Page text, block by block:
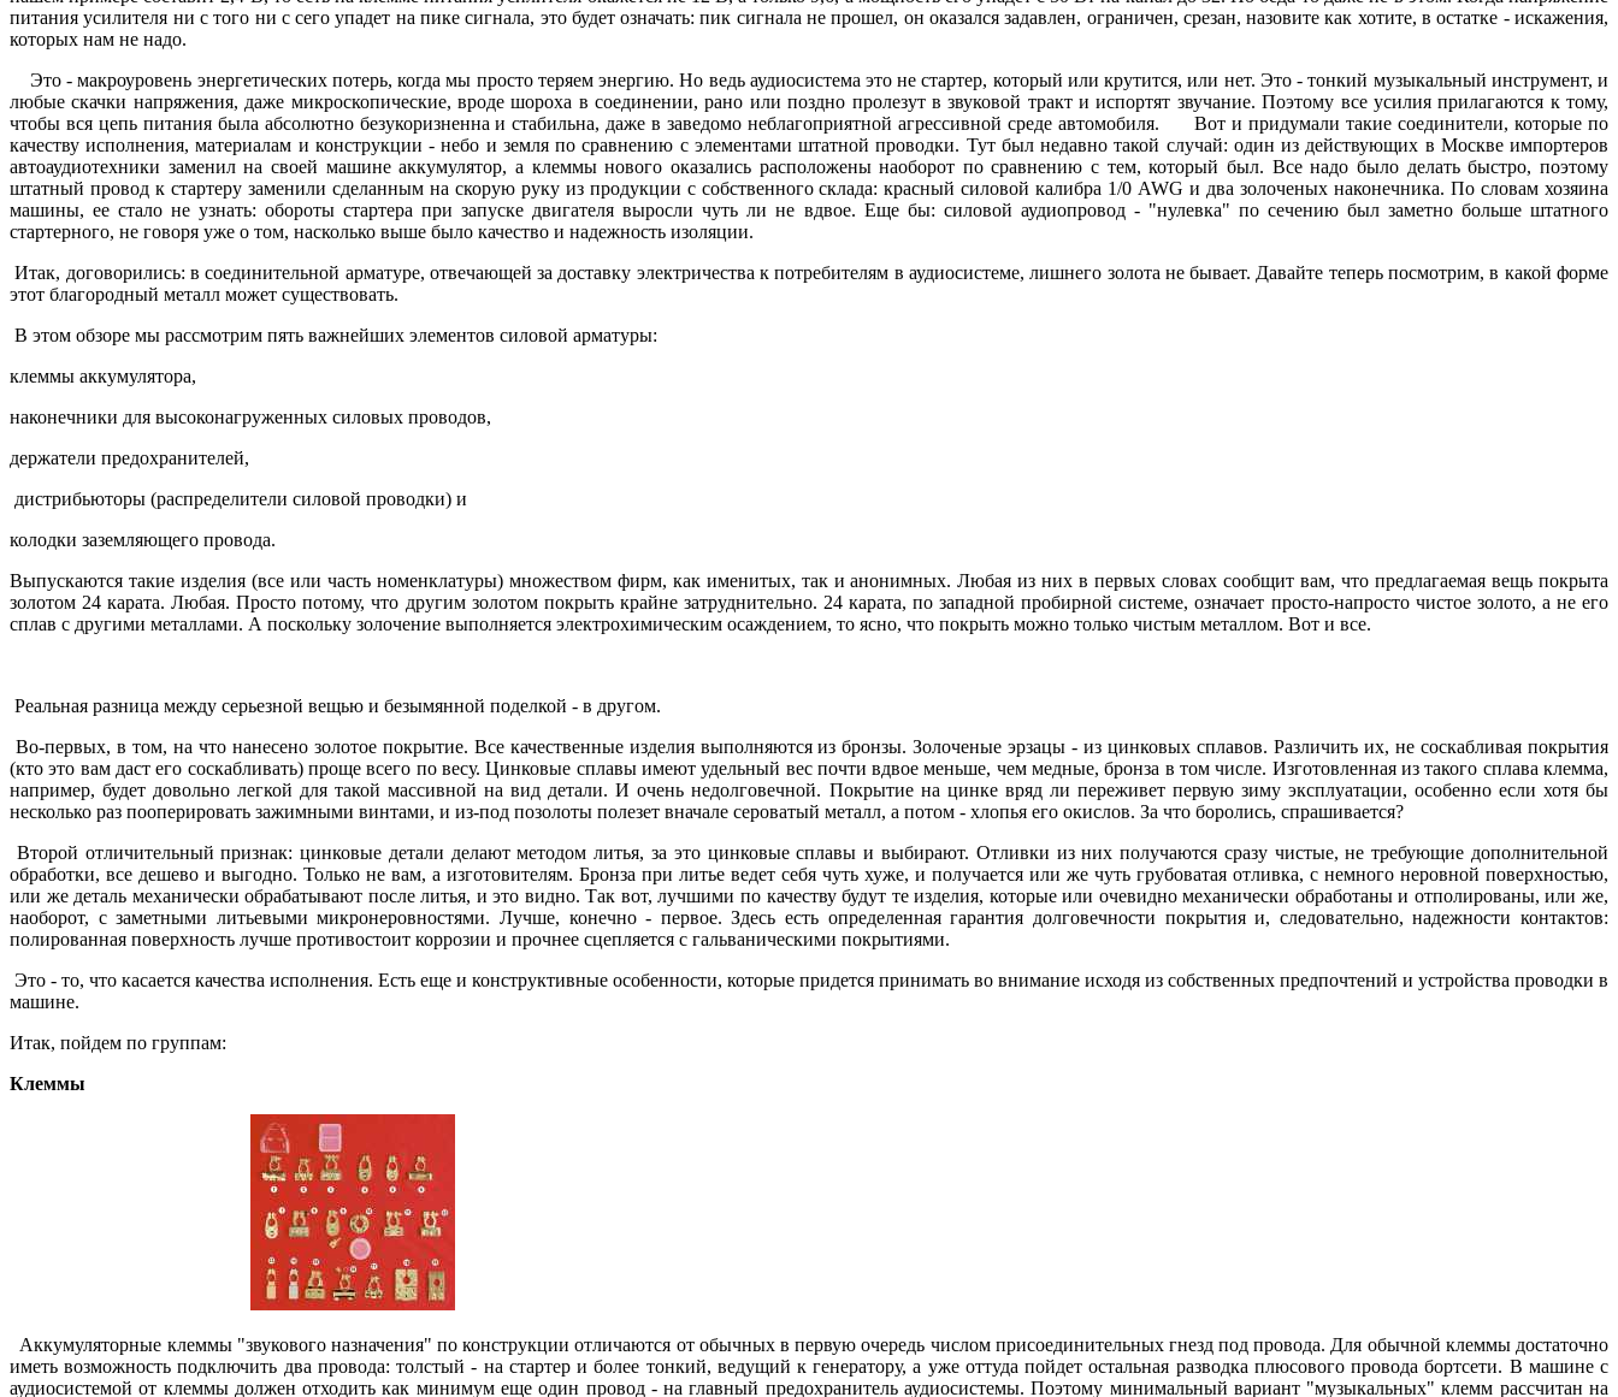
питания усилителя ни с того ни с сего упадет на пике сигнала, это будет означать: пик сигнала не прошел, он оказался задавлен, ограничен, срезан, назовите как хотите, в остатке - искажения,
которых нам не надо.
Это - макроуровень энергетических потерь, когда мы просто теряем энергию. Но ведь аудиосистема это не стартер, который или крутится, или нет. Это - тонкий музыкальный инструмент, и
любые скачки напряжения, даже микроскопические, вроде шороха в соединении, рано или поздно пролезут в звуковой тракт и испортят звучание. Поэтому все усилия прилагаются к тому,
чтобы вся цепь питания была абсолютно безукоризненна и стабильна, даже в заведомо неблагоприятной агрессивной среде автомобиля. Вот и придумали такие соединители, которые по
качеству исполнения, материалам и конструкции - небо и земля по сравнению с элементами штатной проводки. Тут был недавно такой случай: один из действующих в Москве импортеров
автоаудиотехники заменил на своей машине аккумулятор, а клеммы нового оказались расположены наоборот по сравнению с тем, который был. Все надо было делать быстро, поэтому
штатный провод к стартеру заменили сделанным на скорую руку из продукции с собственного склада: красный силовой калибра 1/0 AWG и два золоченых наконечника. По словам хозяина
машины, ее стало не узнать: обороты стартера при запуске двигателя выросли чуть ли не вдвое. Еще бы: силовой аудиопровод - "нулевка" по сечению был заметно больше штатного
стартерного, не говоря уже о том, насколько выше было качество и надежность изоляции.
Итак, договорились: в соединительной арматуре, отвечающей за доставку электричества к потребителям в аудиосистеме, лишнего золота не бывает. Давайте теперь посмотрим, в какой форме
этот благородный металл может существовать.
В этом обзоре мы рассмотрим пять важнейших элементов силовой арматуры:
клеммы аккумулятора,
наконечники для высоконагруженных силовых проводов,
держатели предохранителей,
дистрибьюторы (распределители силовой проводки) и
колодки заземляющего провода.
Выпускаются такие изделия (все или часть номенклатуры) множеством фирм, как именитых, так и анонимных. Любая из них в первых словах сообщит вам, что предлагаемая вещь покрыта
золотом 24 карата. Любая. Просто потому, что другим золотом покрыть крайне затруднительно. 24 карата, по западной пробирной системе, означает просто-напросто чистое золото, а не его
сплав с другими металлами. А поскольку золочение выполняется электрохимическим осаждением, то ясно, что покрыть можно только чистым металлом. Вот и все.
Реальная разница между серьезной вещью и безымянной поделкой - в другом.
Во-первых, в том, на что нанесено золотое покрытие. Все качественные изделия выполняются из бронзы. Золоченые эрзацы - из цинковых сплавов. Различить их, не соскабливая покрытия
(кто это вам даст его соскабливать) проще всего по весу. Цинковые сплавы имеют удельный вес почти вдвое меньше, чем медные, бронза в том числе. Изготовленная из такого сплава клемма,
например, будет довольно легкой для такой массивной на вид детали. И очень недолговечной. Покрытие на цинке вряд ли переживет первую зиму эксплуатации, особенно если хотя бы
несколько раз пооперировать зажимными винтами, и из-под позолоты полезет вначале сероватый металл, а потом - хлопья его окислов. За что боролись, спрашивается?
Второй отличительный признак: цинковые детали делают методом литья, за это цинковые сплавы и выбирают. Отливки из них получаются сразу чистые, не требующие дополнительной
обработки, все дешево и выгодно. Только не вам, а изготовителям. Бронза при литье ведет себя чуть хуже, и получается или же чуть грубоватая отливка, с немного неровной поверхностью,
или же деталь механически обрабатывают после литья, и это видно. Так вот, лучшими по качеству будут те изделия, которые или очевидно механически обработаны и отполированы, или же,
наоборот, с заметными литьевыми микронеровностями. Лучше, конечно - первое. Здесь есть определенная гарантия долговечности покрытия и, следовательно, надежности контактов:
полированная поверхность лучше противостоит коррозии и прочнее сцепляется с гальваническими покрытиями.
Это - то, что касается качества исполнения. Есть еще и конструктивные особенности, которые придется принимать во внимание исходя из собственных предпочтений и устройства проводки в
машине.
Итак, пойдем по группам:
Клеммы
Аккумуляторные клеммы "звукового назначения" по конструкции отличаются от обычных в первую очередь числом присоединительных гнезд под провода. Для обычной клеммы достаточно
иметь возможность подключить два провода: толстый - на стартер и более тонкий, ведущий к генератору, а уже оттуда пойдет остальная разводка плюсового провода бортсети. В машине с
аудиосистемой от клеммы должен отходить как минимум еще один провод - на главный предохранитель аудиосистемы. Поэтому минимальный вариант "музыкальных" клемм рассчитан на